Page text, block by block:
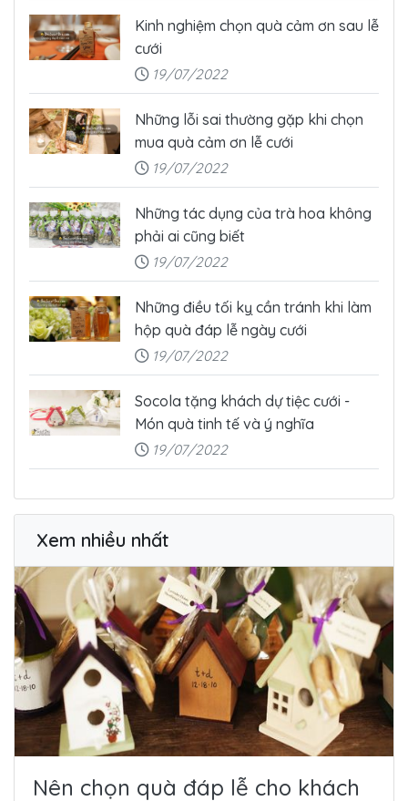
Kinh nghiệm chọn quà cảm ơn sau lễ
cưới
19/07/2022
Những lỗi sai thường gặp khi chọn
mua quà cảm ơn lễ cưới
19/07/2022
Những tác dụng của trà hoa không
phải ai cũng biết
19/07/2022
Những điều tối kỵ cần tránh khi làm
hộp quà đáp lễ ngày cưới
19/07/2022
Socola tặng khách dự tiệc cưới -
Món quà tinh tế và ý nghĩa
19/07/2022
Xem nhiều nhất
Nên chọn quà đáp lễ cho khách